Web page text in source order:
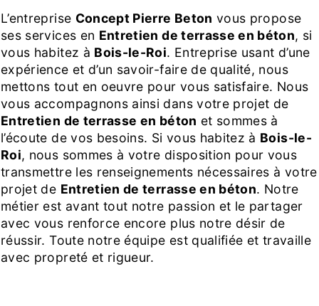
L’entreprise Concept Pierre Beton vous propose
ses services en Entretien de terrasse en béton, si
vous habitez à Bois-le-Roi. Entreprise usant d’une
expérience et d’un savoir-faire de qualité, nous
mettons tout en oeuvre pour vous satisfaire. Nous
vous accompagnons ainsi dans votre projet de
Entretien de terrasse en béton et sommes à
l’écoute de vos besoins. Si vous habitez à Bois-le-
Roi, nous sommes à votre disposition pour vous
transmettre les renseignements nécessaires à votre
projet de Entretien de terrasse en béton. Notre
métier est avant tout notre passion et le partager
avec vous renforce encore plus notre désir de
réussir. Toute notre équipe est qualifiée et travaille
avec propreté et rigueur.